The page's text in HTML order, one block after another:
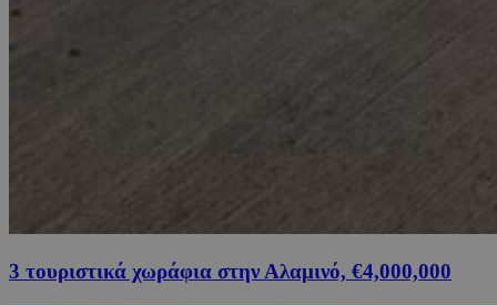
3 τουριστικά χωράφια στην Αλαμινό, €4,000,000